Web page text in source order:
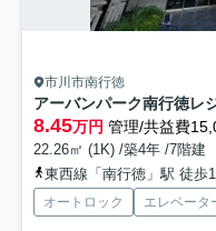
市川市南行徳
アーバンパーク南行徳レ
8.45万円 管理/共益費
22.26㎡ (1K) /築4年 /7階建
東西線「南行徳」駅 徒歩
オートロック エレベータ